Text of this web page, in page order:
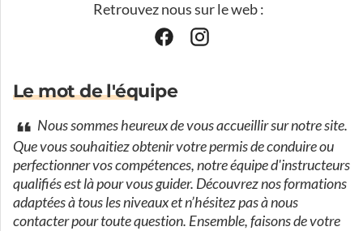
Retrouvez nous sur le web :
Le mot de l'équipe
Nous sommes heureux de vous accueillir sur notre site.
Que vous souhaitiez obtenir votre permis de conduire ou
perfectionner vos compétences, notre équipe d'instructeurs
qualifiés est là pour vous guider. Découvrez nos formations
adaptées à tous les niveaux et n’hésitez pas à nous
contacter pour toute question. Ensemble, faisons de votre